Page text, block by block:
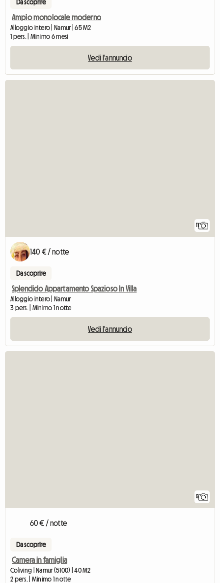
Da scoprire
Ampio monolocale moderno
Alloggio intero | Namur | 65 M2
1 pers. | Minimo 6 mesi
Vedi l'annuncio
11
140 € / notte
Da scoprire
Splendido Appartamento Spazioso In Villa
Alloggio intero | Namur
3 pers. | Minimo 1 notte
Vedi l'annuncio
5
60 € / notte
Da scoprire
Camera in famiglia
Coliving | Namur (5100) | 40 M2
2 pers. | Minimo 1 notte